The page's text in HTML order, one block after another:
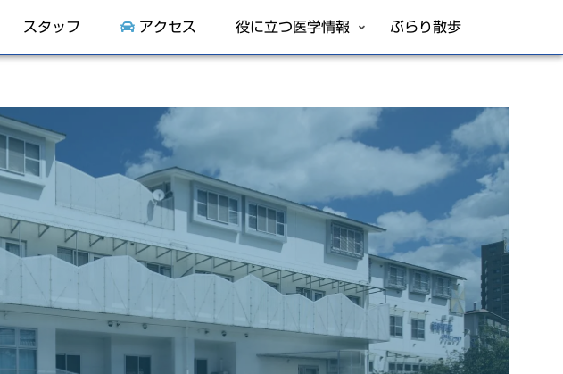
スタッフ アクセス 役に立つ医学情報 ぶらり散歩